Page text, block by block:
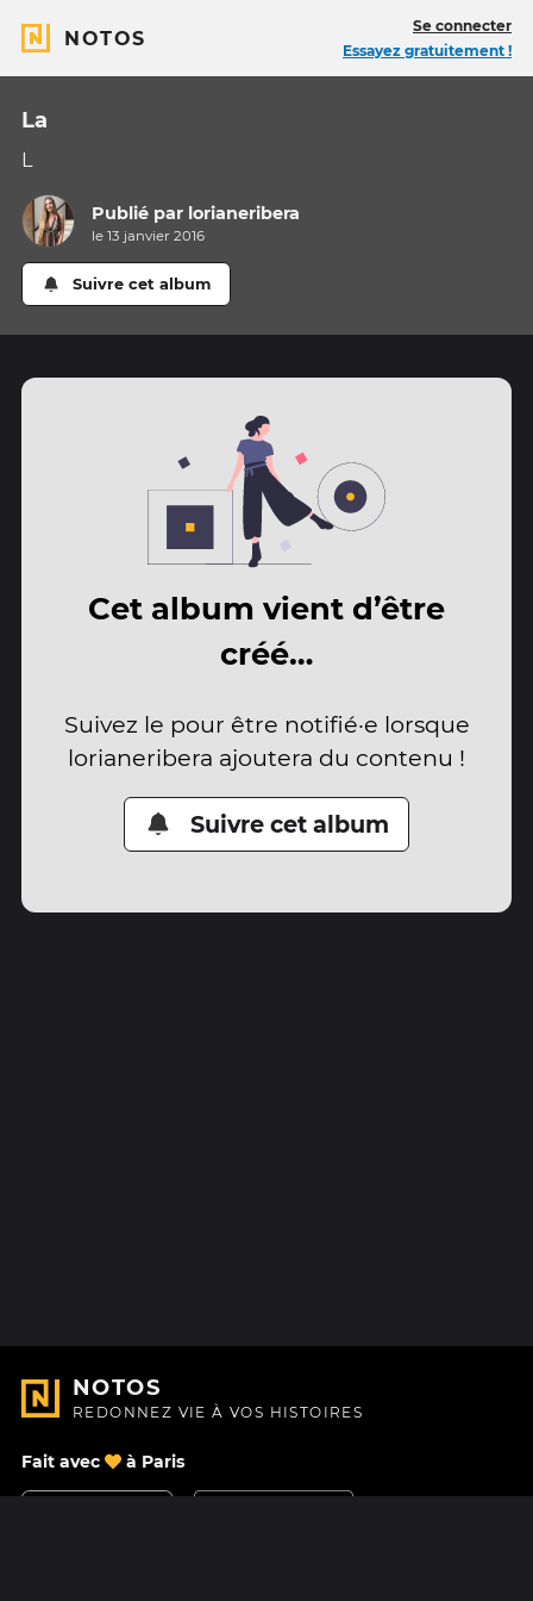
NOTOS
Se connecter
Essayez gratuitement !
La
L
Publié par lorianeribera
le 13 janvier 2016
Suivre cet album
Cet album vient d’être
créé…
Suivez le pour être notifié·e lorsque
lorianeribera ajoutera du contenu !
Suivre cet album
NOTOS
REDONNEZ VIE À VOS HISTOIRES
Fait avec à Paris